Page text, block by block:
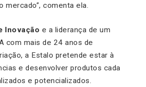
mercado”, comenta ela.
Inovação e a liderança de um
com mais de 24 anos de
a Estalo pretende estar à
e desenvolver produtos cada
e potencializados.